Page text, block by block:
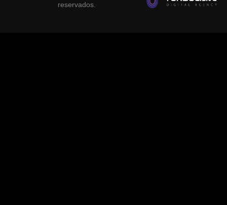
reservados.